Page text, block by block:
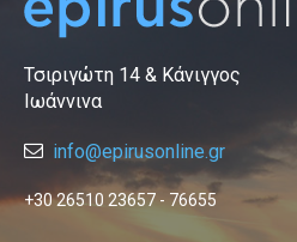
Τσιριγώτη 14 & Κάνιγγος
Ιωάννινα
info@epirusonline.gr
+30 26510 23657 - 76655